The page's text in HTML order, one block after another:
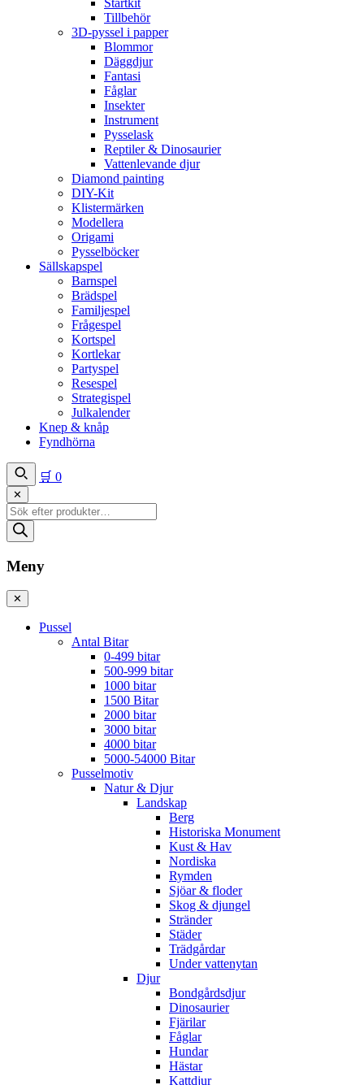
Startkit
Tillbehör
3D-pyssel i papper
Blommor
Däggdjur
Fantasi
Fåglar
Insekter
Instrument
Pysselask
Reptiler & Dinosaurier
Vattenlevande djur
Diamond painting
DIY-Kit
Klistermärken
Modellera
Origami
Pysselböcker
Sällskapspel
Barnspel
Brädspel
Familjespel
Frågespel
Kortspel
Kortlekar
Partyspel
Resespel
Strategispel
Julkalender
Knep & knåp
Fyndhörna
🛒 0
✕
Produktsökning
Meny
✕
Pussel
Antal Bitar
0-499 bitar
500-999 bitar
1000 bitar
1500 Bitar
2000 bitar
3000 bitar
4000 bitar
5000-54000 Bitar
Pusselmotiv
Natur & Djur
Landskap
Berg
Historiska Monument
Kust & Hav
Nordiska
Rymden
Sjöar & floder
Skog & djungel
Stränder
Städer
Trädgårdar
Under vattenytan
Djur
Bondgårdsdjur
Dinosaurier
Fjärilar
Fåglar
Hundar
Hästar
Kattdjur